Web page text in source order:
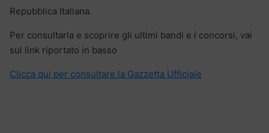
Repubblica Italiana.
Per consultarla e scoprire gli ultimi bandi e i concorsi, vai
sul link riportato in basso
Clicca qui per consultare la Gazzetta Ufficiale